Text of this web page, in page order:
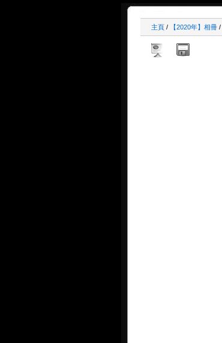
主頁 / 【2020年】相冊 /